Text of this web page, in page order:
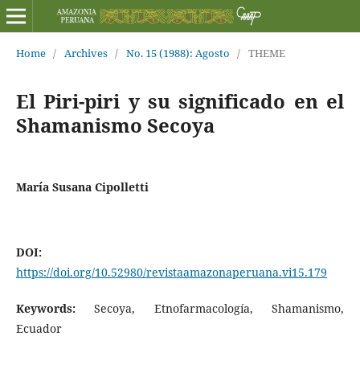
Home / Archives / No. 15 (1988): Agosto / THEME
El Piri-piri y su significado en el
Shamanismo Secoya
María Susana Cipolletti
DOI:
https://doi.org/10.52980/revistaamazonaperuana.vi15.179
Keywords:Secoya, Etnofarmacología, Shamanismo,
Ecuador